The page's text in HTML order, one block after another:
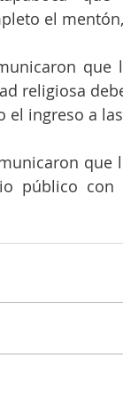
el
que
religiosa
el ingreso a
que
público con